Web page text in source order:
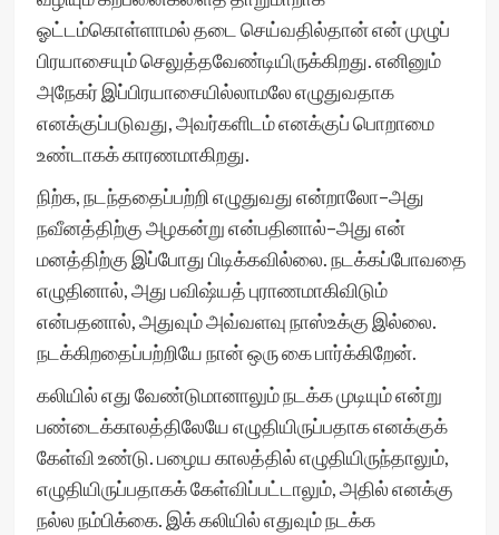
ஓட்டம்கொள்ளாமல் தடை செய்வதில்தான் என் முழுப்
பிரயாசையும் செலுத்தவேண்டியிருக்கிறது. எனினும்
அநேகர் இப்பிரயாசையில்லாமலே எழுதுவதாக
எனக்குப்படுவது, அவர்களிடம் எனக்குப் பொறாமை
உண்டாகக் காரணமாகிறது.
நிற்க, நடந்ததைப்பற்றி எழுதுவது என்றாலோ–அது
நவீனத்திற்கு அழகன்று என்பதினால்–அது என்
மனத்திற்கு இப்போது பிடிக்கவில்லை. நடக்கப்போவதை
எழுதினால், அது பவிஷ்யத் புராணமாகிவிடும்
என்பதனால், அதுவும் அவ்வளவு நாஸ்உக்கு இல்லை.
நடக்கிறதைப்பற்றியே நான் ஒரு கை பார்க்கிறேன்.
கலியில் எது வேண்டுமானாலும் நடக்க முடியும் என்று
பண்டைக்காலத்திலேயே எழுதியிருப்பதாக எனக்குக்
கேள்வி உண்டு. பழைய காலத்தில் எழுதியிருந்தாலும்,
எழுதியிருப்பதாகக் கேள்விப்பட்டாலும், அதில் எனக்கு
நல்ல நம்பிக்கை. இக் கலியில் எதுவும் நடக்க